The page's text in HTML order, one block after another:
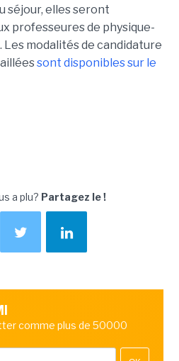
séjour, elles seront
professeures de physique-
modalités de candidature
sont disponibles sur le
a plu? Partagez le !
comme plus de 50000